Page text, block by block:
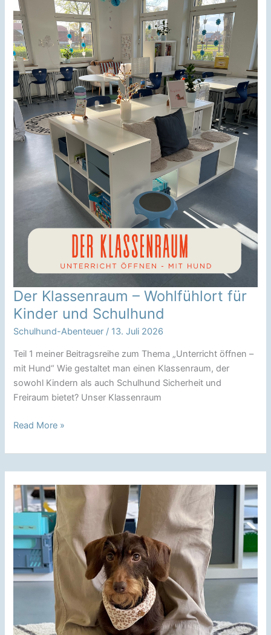
Der Klassenraum – Wohlfühlort für
Kinder und Schulhund
Schulhund-Abenteuer / 13. Juli 2026
Teil 1 meiner Beitragsreihe zum Thema „Unterricht öffnen –
mit Hund“ Wie gestaltet man einen Klassenraum, der
sowohl Kindern als auch Schulhund Sicherheit und
Freiraum bietet? Unser Klassenraum
Der
–
für
Kinder
und
Schulhund
Read More »